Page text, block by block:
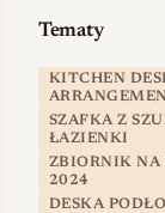
Tematy
KITCHEN
SZAFKA Z
ŁAZIENKI
ZBIORNIK NA
2024
DESKA